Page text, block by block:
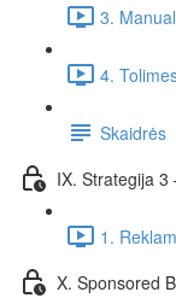
3.
4.
Skaidrės
IX. Strategija 3
1.
X. Sponsored